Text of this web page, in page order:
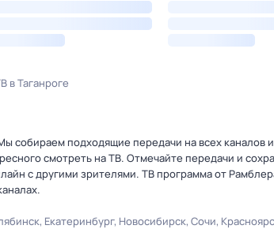
в Таганроге
собираем подходящие передачи на всех каналов
смотреть на ТВ. Отмечайте передачи и
с другими зрителями. ТВ программа от
Екатеринбург Новосибирск Сочи